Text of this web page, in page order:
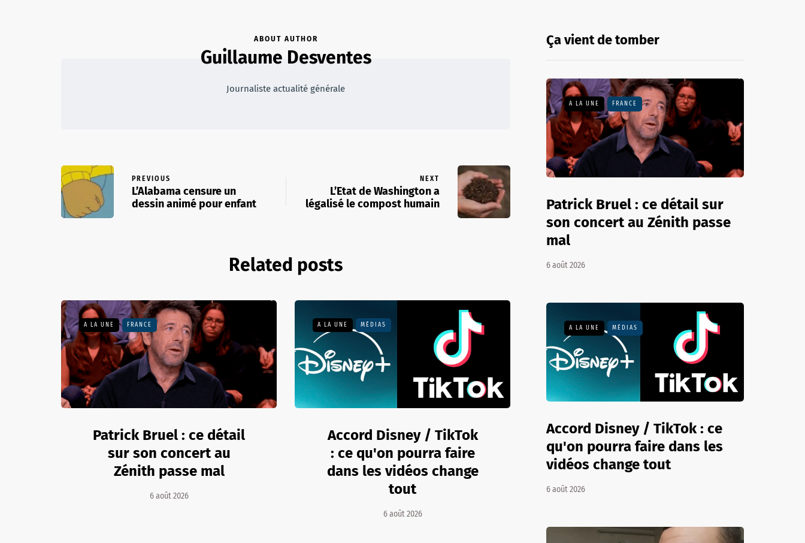
ABOUT AUTHOR
Guillaume Desventes
Journaliste actualité générale
PREVIOUS
L’Alabama censure un
dessin animé pour enfant
NEXT
L’Etat de Washington a
légalisé le compost humain
Related posts
A LA UNE FRANCE
Patrick Bruel : ce détail
sur son concert au
Zénith passe mal
6 août 2026
A LA UNE MÉDIAS
Accord Disney / TikTok
: ce qu'on pourra faire
dans les vidéos change
tout
6 août 2026
Ça vient de tomber
A LA UNE FRANCE
Patrick Bruel : ce détail sur
son concert au Zénith passe
mal
6 août 2026
A LA UNE MÉDIAS
Accord Disney / TikTok : ce
qu'on pourra faire dans les
vidéos change tout
6 août 2026